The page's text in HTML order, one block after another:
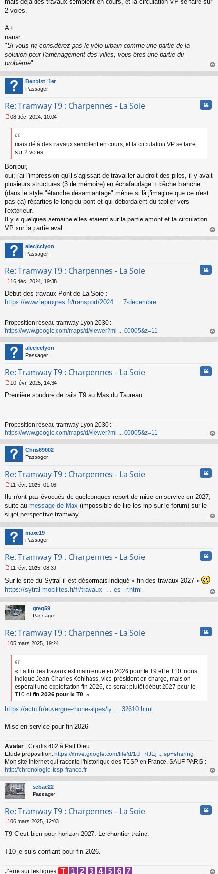
mais déjà des travaux semblent en cours, et la circulation VP se faire sur
2 voies.
A+
nanar
"Si vous ne considérez pas le vélo urbain comme une partie de la
solution pour l'aménagement des villes, vous êtes une partie du
problème"
au
Benoist_1er
Passager
Re: Tramway T9 : Charpennes - La Soie
e
g
e
n
n
l
u
08 déc. 2024, 10:04
mais déjà des travaux semblent en cours, et la circulation VP se faire
sur 2 voies.
Bonjour,
oui; j'ai l'impression qu'il s'agissait de travailler au droit des piles, il y avait
plusieurs structures (3 de mémoire) en échafaudage + bâche blanche
(dans le style "étanche désamiantage" même si là j'imagine que ce n'est
pas ça) réparties le long du pont et qui débordaient du tablier vers
l'extérieur.
Il y a quelques semaine elles étaient sur la partie amont et la circulation
VP sur la partie aval.
au
alecjcclyon
Passager
Re: Tramway T9 : Charpennes - La Soie
e
s
g
e
n
o
n
l
16 déc. 2024, 19:38
Début des travaux Pont de La Soie :
https://www.leprogres.fr/transport/2024 ... 7-decembre
Proposition réseau tramway Lyon 2030 :
https://www.google.com/maps/d/viewer?mi ... 00005&z=11
au
alecjcclyon
Passager
Re: Tramway T9 : Charpennes - La Soie
e
g
e
n
o
n
l
10 févr. 2025, 14:34
Première soudure de rails T9 au Mas du Taureau.
Proposition réseau tramway Lyon 2030 :
https://www.google.com/maps/d/viewer?mi ... 00005&z=11
au
Chris69002
Passager
Re: Tramway T9 : Charpennes - La Soie
e
s
s
a
g
e
n
n
u
11 févr. 2025, 01:06
Ils n'ont pas évoqués de quelconques report de mise en service en 2027,
suite au message de Max (impossible de lire les mp sur le forum) sur le
sujet perspective tramway.
au
maxc19
Passager
Re: Tramway T9 : Charpennes - La Soie
e
s
s
a
g
e
o
l
11 févr. 2025, 08:39
Sur le site du Sytral il est désormais indiqué « fin des travaux 2027 »
https://sytral-mobilites.fr/fr/travaux- ... es_-r.html
au
greg59
Passager
Re: Tramway T9 : Charpennes - La Soie
e
n
o
n
u
05 mars 2025, 19:24
« La fin des travaux est maintenue en 2026 pour le T9 et le T10, nous
indique Jean-Charles Kohlhass, vice-président en charge, mais on
espérait une exploitation fin 2026, ce serait plutôt début 2027 pour le
T10 etfin 2026 pour le T9. »
https://actu.fr/auvergne-rhone-alpes/ly ... 32610.html
Mise en service pour fin 2026
Avatar : Citadis 402 à Part Dieu
Etude proposition: https://drive.google.com/file/d/1U_NJEj ... sp=sharing
Mon site internet qui raconte l'historique des TCSP en France, SAUF PARIS :
http://chronologie-tcsp-france.fr
au
sebac22
Passager
Re: Tramway T9 : Charpennes - La Soie
e
s
e
06 mars 2025, 12:03
T9 C’est bien pour horizon 2027. Le chantier traîne.
T10 je suis confiant pour fin 2026.
J’erre sur les lignes